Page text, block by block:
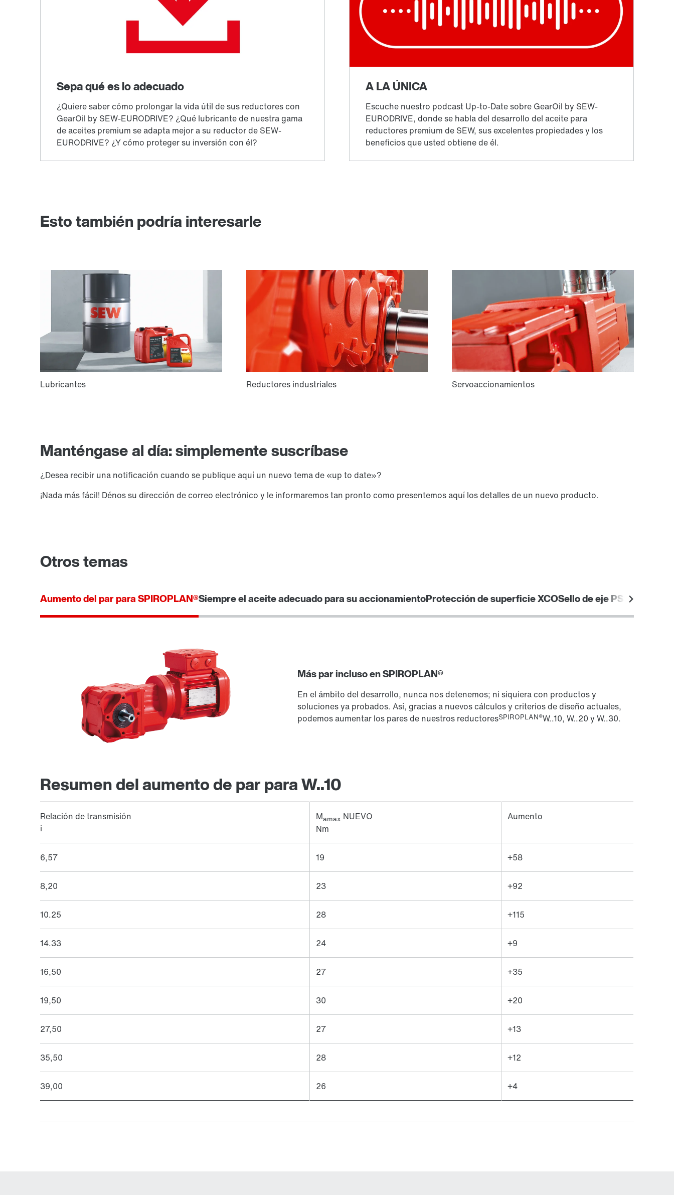
Esto también podría interesarle
Manténgase al día: simplemente suscríbase
¿Desea recibir una notificación cuando se publique aquí un nuevo tema de «up to date»?
¡Nada más fácil! Dénos su dirección de correo electrónico y le informaremos tan pronto como presentemos aquí los detalles de un nuevo producto.
Otros temas
Aumento del par para SPIROPLAN®Siempre el aceite adecuado para su accionamientoProtección de superficie XCOSello de eje PSS con
Más par incluso en SPIROPLAN®
En el ámbito del desarrollo, nunca nos detenemos; ni siquiera con productos y
soluciones ya probados. Así, gracias a nuevos cálculos y criterios de diseño actuales,
podemos aumentar los pares de nuestros reductoresSPIROPLAN®W..10, W..20 y W..30.
Resumen del aumento de par para W..10
Relación de transmisión
i
Mamax NUEVO
Nm
Aumento
6,57 19 +58
8,20 23 +92
10.25 28 +115
14.33 24 +9
16,50 27 +35
19,50 30 +20
27,50 27 +13
35,50 28 +12
39,00 26 +4